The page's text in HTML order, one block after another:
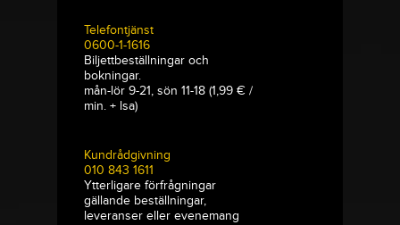
Telefontjänst
0600-1-1616
Biljettbeställningar och
bokningar.
mån-lör 9-21, sön 11-18 (1,99 € /
min. + lsa)
Kundrådgivning
010 843 1611
Ytterligare förfrågningar
gällande beställningar,
leveranser eller evenemang